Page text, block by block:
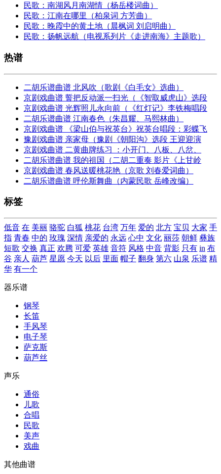
民歌：南湖风月南湖情（杨岳楼词曲）
民歌：江南在哪里（柏泉词 方芳曲）
民歌：晚霞中的黄土地（晨枫词 刘启明曲）
民歌：扬帆远航（电视系列片《走进南海》主题歌）
热谱
二胡乐谱曲谱 北风吹（歌剧《白毛女》选曲）
京剧戏曲谱 誓把反动派一扫光（《智取威虎山》选段
京剧戏曲谱 光辉照儿永向前（《红灯记》李铁梅唱段
二胡乐谱曲谱 江南春色（朱昌耀、马熙林曲）
京剧戏曲谱 《梁山伯与祝英台》祝英台唱段：彩蝶飞
豫剧戏曲谱 亲家母（豫剧《朝阳沟》选段 王迎迎演
京剧戏曲谱 二黄曲牌练习 ：小开门、八板、八岔、
二胡乐谱曲谱 我的祖国（二胡二重奏 影片《上甘岭
京剧戏曲谱 春风送暖桃花艳（京歌 刘春爱词曲）
二胡乐谱曲谱 呼伦斯舞曲（内蒙民歌 岳峰改编）
标签
低音 在 美丽 骆驼 白狐 桃花 台湾 万年 爱的 北方 宝贝 大家 手
指 青春 中的 玫瑰 深情 亲爱的 永远 心中 文化 丽莎 朝鲜 彝族
短歌 交换 真正 欢腾 可爱 英雄 音符 风格 中音 背影 只有 in 布
谷 亲人 葫芦 星愿 今天 以后 里面 帽子 翻身 第六 山泉 乐谱 精
华 有一个
器乐谱
钢琴
长笛
手风琴
电子琴
萨克斯
葫芦丝
声乐
通俗
儿歌
合唱
民歌
美声
戏曲
其他曲谱